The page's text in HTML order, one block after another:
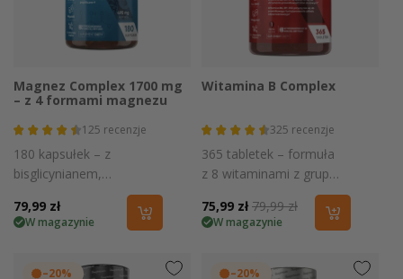
Magnez Complex 1700 mg
– z 4 formami magnezu
125 recenzje
180 kapsułek – z
bisglicynianem,
jabłczanem i
taurynianem magnezu
Cena
regularna
79,99 zł
W magazynie
Witamina B Complex
325 recenzje
365 tabletek – formuła
z 8 witaminami z grupy
Cena
promocyjna
75,99 zł Cena
regularna
79,99 zł
W magazynie
–20% –20%